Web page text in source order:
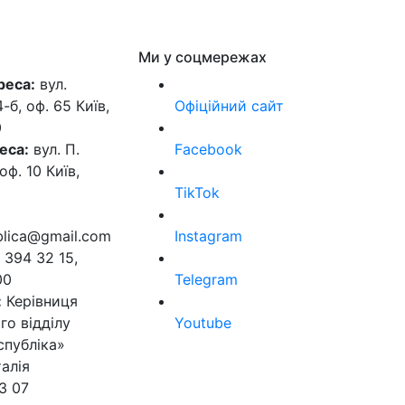
вул.
б, оф. 65 Київ,
вул. П.
10 Київ,
32 15,
Керівниця
відділу
07
Ми у соцмережах
Офіційний сайт
Facebook
TikTok
Instagram
Telegram
Youtube